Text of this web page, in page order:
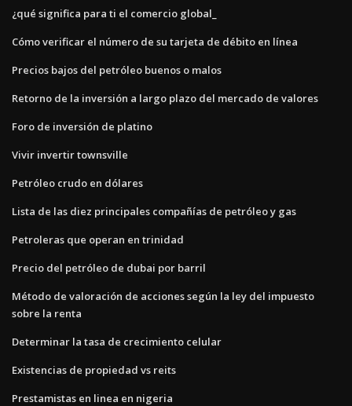
¿qué significa para ti el comercio global_
Cómo verificar el número de su tarjeta de débito en línea
Precios bajos del petróleo buenos o malos
Retorno de la inversión a largo plazo del mercado de valores
Foro de inversión de platino
Vivir invertir townsville
Petróleo crudo en dólares
Lista de las diez principales compañías de petróleo y gas
Petroleras que operan en trinidad
Precio del petróleo de dubai por barril
Método de valoración de acciones según la ley del impuesto
sobre la renta
Determinar la tasa de crecimiento celular
Existencias de propiedad vs reits
Prestamistas en linea en nigeria